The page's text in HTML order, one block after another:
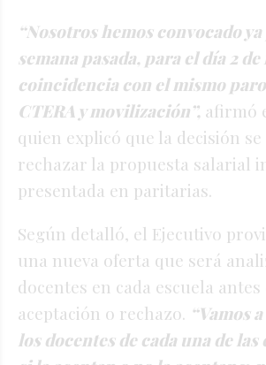
“Nosotros hemos convocado
semana pasada, para el día 2
coincidencia con el mismo
CTERA y movilización”, afirmó
quien explicó que la decisión
rechazar la propuesta salarial
presentada en paritarias.
Según detalló, el Ejecutivo
una nueva oferta que será
docentes en cada escuela
aceptación o rechazo. “Vamos
los docentes de cada una de las